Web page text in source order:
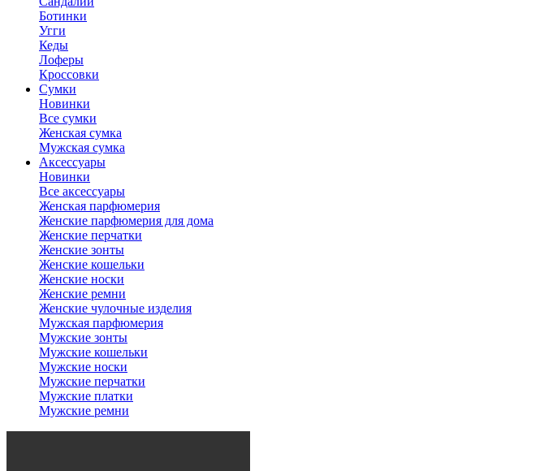
Ботинки
Угги
Кеды
Лоферы
Кроссовки
Сумки
Новинки
Все сумки
Женская сумка
Мужская сумка
Аксессуары
Новинки
Все аксессуары
Женская парфюмерия
Женские парфюмерия для дома
Женские перчатки
Женские зонты
Женские кошельки
Женские носки
Женские ремни
Женские чулочные изделия
Мужская парфюмерия
Мужские зонты
Мужские кошельки
Мужские носки
Мужские перчатки
Мужские платки
Мужские ремни